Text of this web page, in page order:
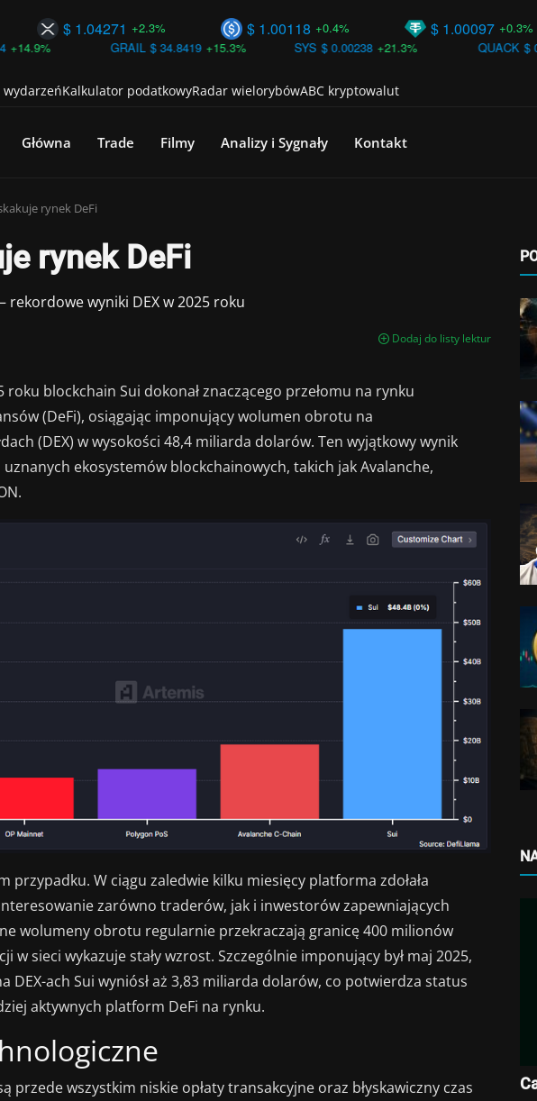
$ 1.00097 +0.3%
$ 1.00118 +0.4%
$ 1.04271 +2.3%
QUACK $ 0.00000
SYS $ 0.00238 +21.3%
GRAIL $ 34.8419 +15.3%
Kalkulator podatkowyRadar wielorybówABC kryptowalut
Główna Trade Filmy Analizy i Sygnały Kontakt
rynek DeFi
rynek DeFi
rekordowe wyniki DEX w 2025 roku
Dodaj do listy lektur
roku blockchain Sui dokonał znaczącego przełomu na rynku
(DeFi), osiągając imponujący wolumen obrotu na
(DEX) w wysokości 48,4 miliarda dolarów. Ten wyjątkowy wynik
ekosystemów blockchainowych, takich jak Avalanche,
przypadku. W ciągu zaledwie kilku miesięcy platforma zdołała
zarówno traderów, jak i inwestorów zapewniających
wolumeny obrotu regularnie przekraczają granicę 400 milionów
w sieci wykazuje stały wzrost. Szczególnie imponujący był maj 2025,
DEX-ach Sui wyniósł aż 3,83 miliarda dolarów, co potwierdza status
aktywnych platform DeFi na rynku.
przede wszystkim niskie opłaty transakcyjne oraz błyskawiczny czas